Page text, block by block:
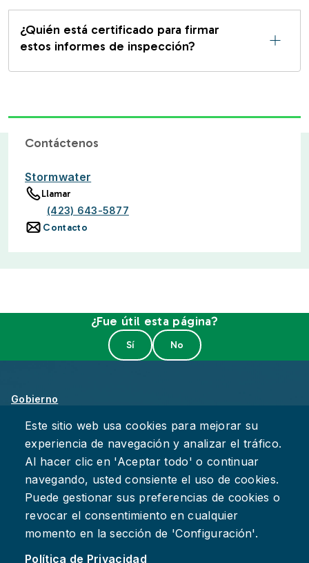
¿Quién está certificado para firmar
estos informes de inspección?
Contáctenos
Stormwater
Llamar
(423) 643-5877
Contacto
¿Fue útil esta página?
Gobierno
Sobre Chattanooga
Empleos
Política de Privacidad
Accesibilidad
Deje su Comentario
Este sitio web usa cookies para mejorar su
experiencia de navegación y analizar el tráfico.
Al hacer clic en 'Aceptar todo' o continuar
navegando, usted consiente el uso de cookies.
Puede gestionar sus preferencias de cookies o
revocar el consentimiento en cualquier
momento en la sección de 'Configuración'.
Política de Privacidad